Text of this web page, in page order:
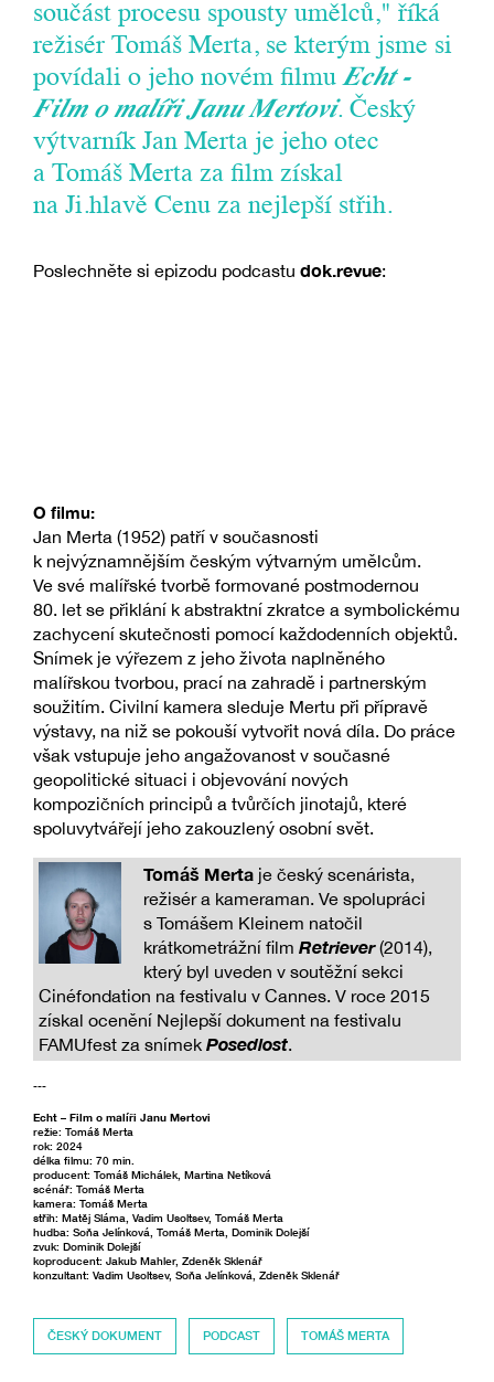
součást procesu spousty umělců," říká
režisér Tomáš Merta, se kterým jsme si
povídali o jeho novém filmuEcht -
Film o malíři Janu Mertovi. Český
výtvarník Jan Merta je jeho otec
a Tomáš Merta za film získal
na Ji.hlavě Cenu za nejlepší střih.
Poslechněte si epizodu podcastu dok.revue:
O filmu:
Jan Merta (1952) patří v současnosti
k nejvýznamnějším českým výtvarným umělcům.
Ve své malířské tvorbě formované postmodernou
80. let se přiklání k abstraktní zkratce a symbolickému
zachycení skutečnosti pomocí každodenních objektů.
Snímek je výřezem z jeho života naplněného
malířskou tvorbou, prací na zahradě i partnerským
soužitím. Civilní kamera sleduje Mertu při přípravě
výstavy, na niž se pokouší vytvořit nová díla. Do práce
však vstupuje jeho angažovanost v současné
geopolitické situaci i objevování nových
kompozičních principů a tvůrčích jinotajů, které
spoluvytvářejí jeho zakouzlený osobní svět.
Tomáš Merta je český scenárista,
režisér a kameraman. Ve spolupráci
s Tomášem Kleinem natočil
krátkometrážní filmRetriever(2014),
který byl uveden v soutěžní sekci
Cinéfondation na festivalu v Cannes. V roce 2015
získal ocenění Nejlepší dokument na festivalu
FAMUfest za snímek Posedlost.
---
Echt – Film o malíři Janu Mertovi
režie: Tomáš Merta
rok: 2024
délka filmu: 70 min.
producent: Tomáš Michálek, Martina Netíková
scénář: Tomáš Merta
kamera: Tomáš Merta
střih: Matěj Sláma, Vadim Usoltsev, Tomáš Merta
hudba: Soňa Jelínková, Tomáš Merta, Dominik Dolejší
zvuk: Dominik Dolejší
koproducent: Jakub Mahler, Zdeněk Sklenář
konzultant: Vadim Usoltsev, Soňa Jelínková, Zdeněk Sklenář
ČESKÝ DOKUMENT PODCAST TOMÁŠ MERTA